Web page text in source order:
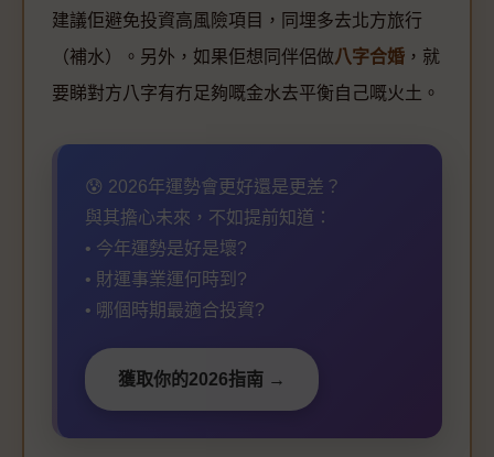
建議佢避免投資高風險項目，同埋多去北方旅行
（補水）。另外，如果佢想同伴侶做八字合婚 ，就
要睇對方八字有冇足夠嘅金水去平衡自己嘅火土。
😰 2026年運勢會更好還是更差？
與其擔心未來，不如提前知道：
• 今年運勢是好是壞?
• 財運事業運何時到?
• 哪個時期最適合投資?
獲取你的2026指南 →